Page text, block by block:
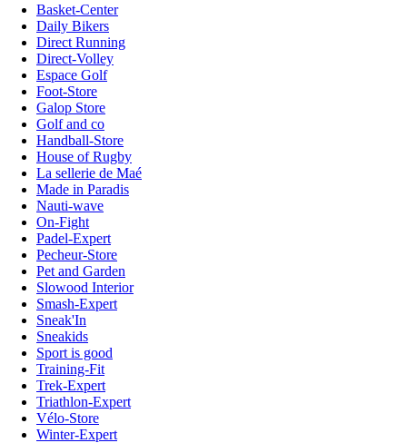
Basket-Center
Daily Bikers
Direct Running
Direct-Volley
Espace Golf
Foot-Store
Galop Store
Golf and co
Handball-Store
House of Rugby
La sellerie de Maé
Made in Paradis
Nauti-wave
On-Fight
Padel-Expert
Pecheur-Store
Pet and Garden
Slowood Interior
Smash-Expert
Sneak'In
Sneakids
Sport is good
Training-Fit
Trek-Expert
Triathlon-Expert
Vélo-Store
Winter-Expert